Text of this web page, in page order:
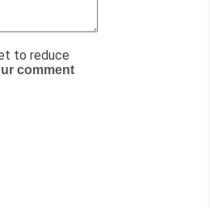
to reduce
comment